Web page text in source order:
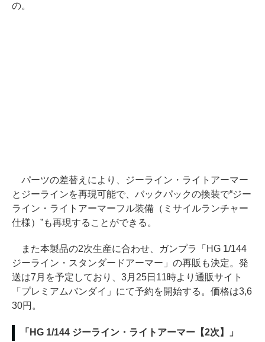
の。
パーツの差替えにより、ジーライン・ライトアーマー
とジーラインを再現可能で、バックパックの換装で“ジー
ライン・ライトアーマーフル装備（ミサイルランチャー
仕様）”も再現することができる。
また本製品の2次生産に合わせ、ガンプラ「HG 1/144
ジーライン・スタンダードアーマー」の再販も決定。発
送は7月を予定しており、3月25日11時より通販サイト
「プレミアムバンダイ」にて予約を開始する。価格は3,6
30円。
「HG 1/144 ジーライン・ライトアーマー【2次】」